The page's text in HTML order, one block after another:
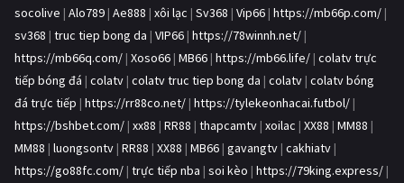
socolive | Alo789 | Ae888 | xôi lạc | Sv368 | Vip66 | https://mb66p.com/ |
sv368 | truc tiep bong da | VIP66 | https://78winnh.net/ |
https://mb66q.com/ | Xoso66 | MB66 | https://mb66.life/ | colatv trực
tiếp bóng đá | colatv | colatv truc tiep bong da | colatv | colatv bóng
đá trực tiếp | https://rr88co.net/ | https://tylekeonhacai.futbol/ |
https://bshbet.com/ | xx88 | RR88 | thapcamtv | xoilac | XX88 | MM88 |
MM88 | luongsontv | RR88 | XX88 | MB66 | gavangtv | cakhiatv |
https://go88fc.com/ | trực tiếp nba | soi kèo | https://79king.express/ |